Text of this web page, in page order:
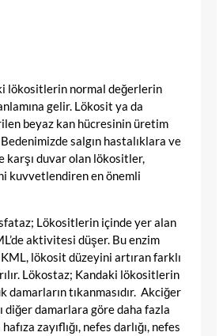
lökositlerin normal değerlerin
gelir. Lökosit ya da
beyaz kan hücresinin üretim
salgın hastalıklara ve
karşı duvar olan lökositler,
kuvvetlendiren en önemli
Lökositlerin içinde yer alan
aktivitesi düşer. Bu enzim
lökosit düzeyini artıran farklı
Lökostaz; Kandaki lökositlerin
damarların tıkanmasıdır. Akciğer
diğer damarlara göre daha fazla
zayıflığı, nefes darlığı, nefes